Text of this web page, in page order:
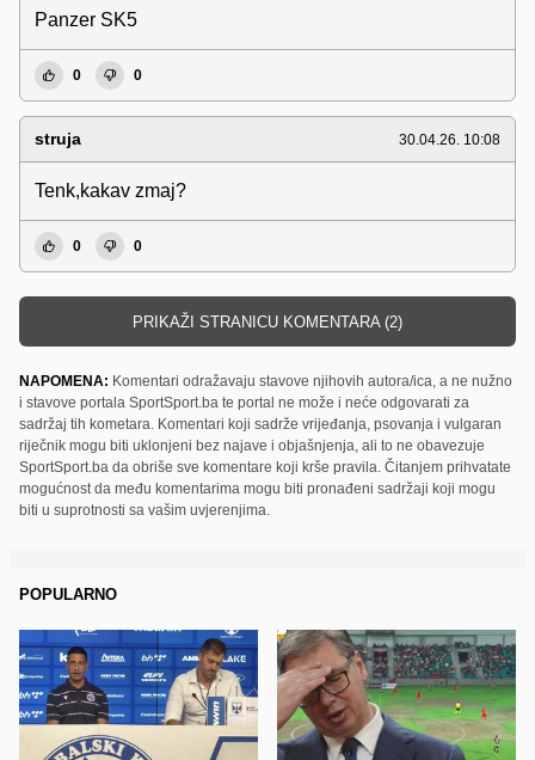
Panzer SK5
0 0
struja 30.04.26. 10:08
Tenk,kakav zmaj?
0 0
PRIKAŽI STRANICU KOMENTARA (2)
NAPOMENA: Komentari odražavaju stavove njihovih autora/ica, a ne nužno
i stavove portala SportSport.ba te portal ne može i neće odgovarati za
sadržaj tih kometara. Komentari koji sadrže vrijeđanja, psovanja i vulgaran
riječnik mogu biti uklonjeni bez najave i objašnjenja, ali to ne obavezuje
SportSport.ba da obriše sve komentare koji krše pravila. Čitanjem prihvatate
mogućnost da među komentarima mogu biti pronađeni sadržaji koji mogu
biti u suprotnosti sa vašim uvjerenjima.
POPULARNO